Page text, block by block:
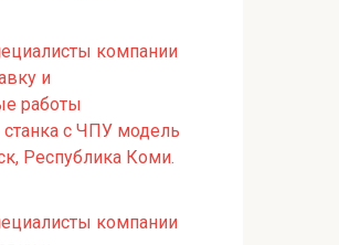
компании
и
работы
станка с ЧПУ модель
Республика Коми.
компании